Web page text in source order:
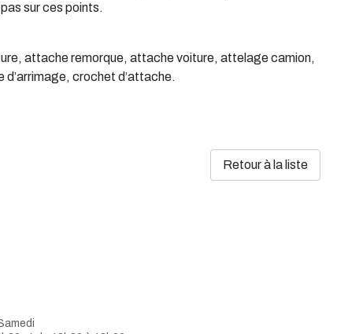
sur ces points.
attache remorque, attache voiture, attelage camion,
crochet d’attache.
Retour à la liste